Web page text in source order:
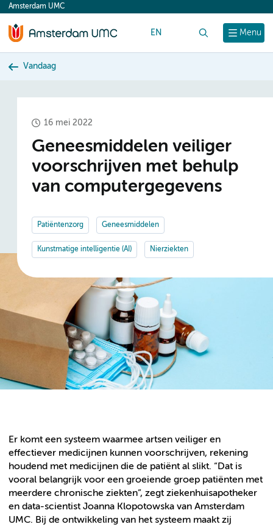
content
Menu
Amsterdam UMC
EN
Vandaag
16 mei 2022
Geneesmiddelen veiliger
voorschrijven met behulp
van computergegevens
Patiëntenzorg Geneesmiddelen
Kunstmatige intelligentie (AI) Nierziekten
Er komt een systeem waarmee artsen veiliger en
effectiever medicijnen kunnen voorschrijven, rekening
houdend met medicijnen die de patiënt al slikt. “Dat is
vooral belangrijk voor een groeiende groep patiënten met
meerdere chronische ziekten”, zegt ziekenhuisapotheker
en data-scientist Joanna Klopotowska van Amsterdam
UMC. Bij de ontwikkeling van het systeem maakt zij